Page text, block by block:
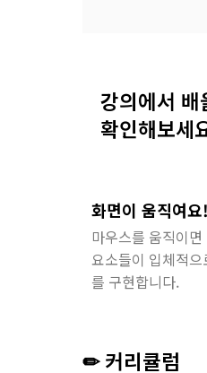
강의에서 배
확인해보세
화면이 움직여요!
마우스를 움직이
요소들이 입체적
를 구현합니다.
✏ 커리큘럼